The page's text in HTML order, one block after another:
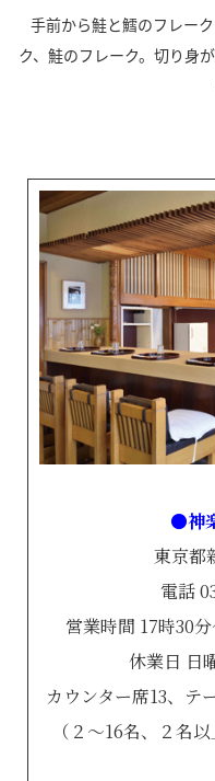
手前から鮭と鱈のフレー
ク、鮭のフレーク。切り身
●神
東京都
電話
営業時間 17時30
休業日 日
カウンター席13、テ
（２～16名、２名